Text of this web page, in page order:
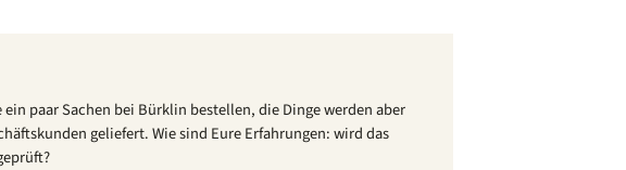
paar Sachen bei Bürklin bestellen, die Dinge werden aber
geliefert. Wie sind Eure Erfahrungen: wird das